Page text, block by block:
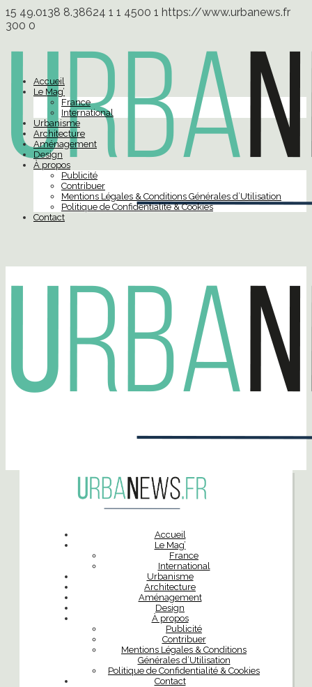
15 49.0138 8.38624 1 1 4500 1 https://www.urbanews.fr
300 0
Accueil
Le Mag’
France
International
Urbanisme
Architecture
Aménagement
Design
À propos
Publicité
Contribuer
Mentions Légales & Conditions Générales d’Utilisation
Politique de Confidentialité & Cookies
Contact
Accueil
Le Mag’
France
International
Urbanisme
Architecture
Aménagement
Design
À propos
Publicité
Contribuer
Mentions Légales & Conditions
Générales d’Utilisation
Politique de Confidentialité & Cookies
Contact